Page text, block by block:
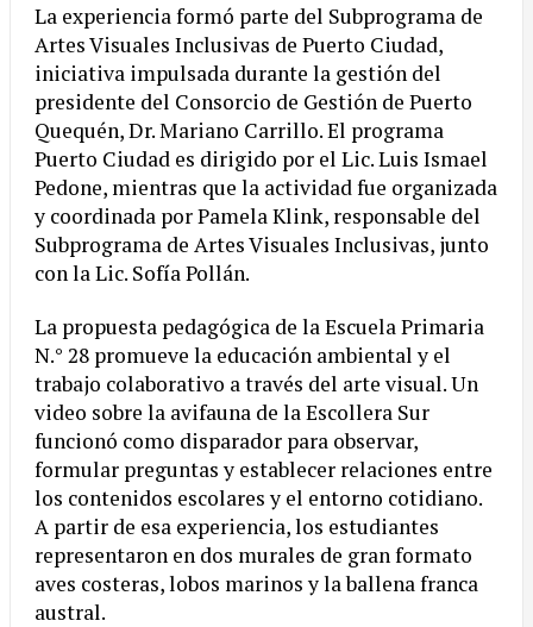
La experiencia formó parte del Subprograma de
Artes Visuales Inclusivas de Puerto Ciudad,
iniciativa impulsada durante la gestión del
presidente del Consorcio de Gestión de Puerto
Quequén, Dr. Mariano Carrillo. El programa
Puerto Ciudad es dirigido por el Lic. Luis Ismael
Pedone, mientras que la actividad fue organizada
y coordinada por Pamela Klink, responsable del
Subprograma de Artes Visuales Inclusivas, junto
con la Lic. Sofía Pollán.
La propuesta pedagógica de la Escuela Primaria
N.° 28 promueve la educación ambiental y el
trabajo colaborativo a través del arte visual. Un
video sobre la avifauna de la Escollera Sur
funcionó como disparador para observar,
formular preguntas y establecer relaciones entre
los contenidos escolares y el entorno cotidiano.
A partir de esa experiencia, los estudiantes
representaron en dos murales de gran formato
aves costeras, lobos marinos y la ballena franca
austral.